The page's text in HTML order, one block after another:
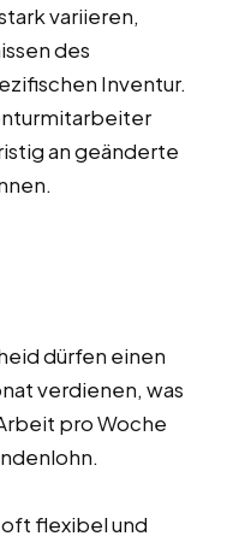
variieren,
des
Inventur.
an geänderte
dürfen einen
verdienen, was
pro Woche
flexibel und